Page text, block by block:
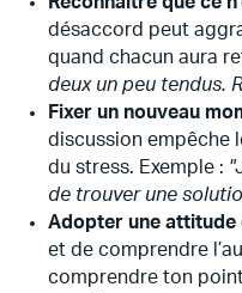
désaccord peut
quand chacun aura
deux un peu tendus.
Fixer un nouveau
discussion empêche
du stress. Exemple :
de trouver une
Adopter une
et de comprendre
comprendre ton